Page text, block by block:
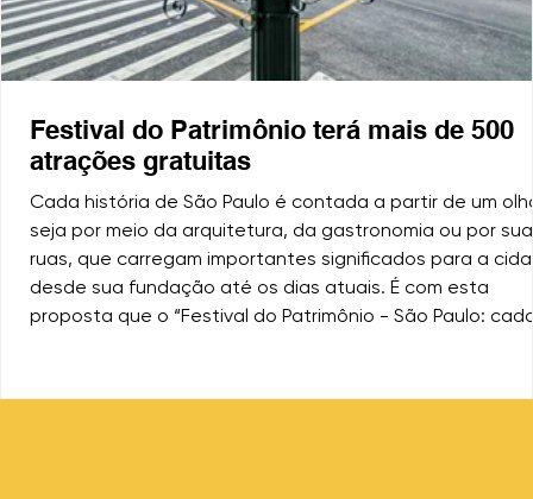
Festival do Patrimônio terá mais de 500
atrações gratuitas
Cada história de São Paulo é contada a partir de um
seja por meio da arquitetura, da gastronomia ou por
ruas, que carregam importantes significados para a
desde sua fundação até os dias atuais. É com esta
proposta que o “Festival do Patrimônio - São Paulo:
regiões, de 8 a 16 de agosto. Evento com tema “São